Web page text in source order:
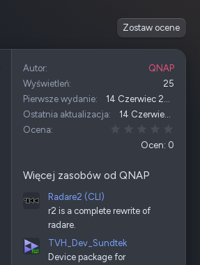
Zostaw ocene
Autor
QNAP
Wyświetleń
25
Pierwsze wydanie
14 Czerwiec 2026
Ostatnia aktualizacja
14 Czerwiec 2026
Ocena
Ocen: 0
Więcej zasobów od QNAP
Radare2 (CLI)
r2 is a complete rewrite of
radare.
TVH_Dev_Sundtek
Device package for